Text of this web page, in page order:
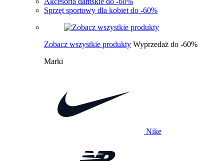
Sprzęt sportowy dla kobiet do -60%
Zobacz wszystkie produkty Wyprzedaż do -60%
Marki
Nike